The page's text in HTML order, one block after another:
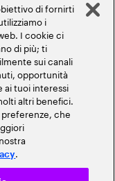
di fornirti
i
I cookie ci
di più; ti
sui canali
opportunità
ai tuoi interessi
altri benefici.
che
.